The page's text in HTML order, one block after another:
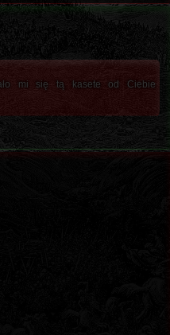
mi się tą kasete od Ciebie